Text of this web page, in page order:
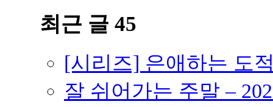
최근 글 45
[시리즈] 은애하는 도
잘 쉬어가는 주말 –